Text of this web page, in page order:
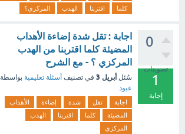
كلما
اقتربنا الهدب المركزي؟
0
تصويتات
1
إجابة
اجابة : تقل شدة إضاءة الأهداب
المضيئة كلما اقتربنا من الهدب
المركزي ؟ - مع الشرح
سُئل أبريل 3 في تصنيف أسئلة تعليمية بواسطة
عبود
اجابة تقل شدة إضاءة
الأهداب
المضيئة
كلما اقتربنا
الهدب
المركزي